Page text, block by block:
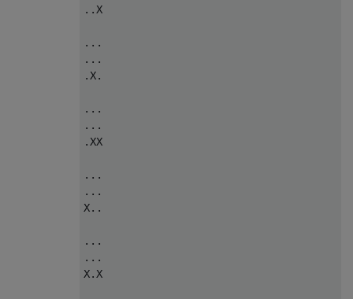
..X
...
...
.X.
...
...
.XX
...
...
X..
...
...
X.X